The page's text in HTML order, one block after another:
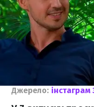
Джерело: інстаграм